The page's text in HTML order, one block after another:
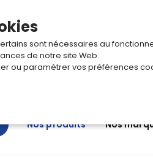
Nos produits Nos
sont nécessaires au
de notre site Web.
ou paramétrer vos préférences